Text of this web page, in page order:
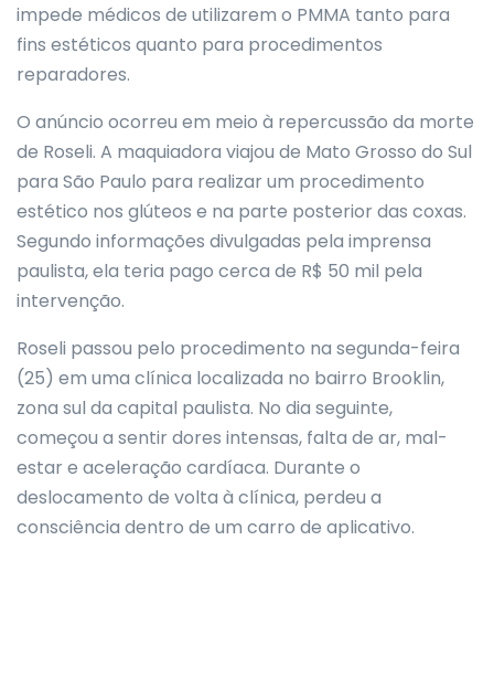
impede médicos de utilizarem o PMMA tanto para
fins estéticos quanto para procedimentos
reparadores.
O anúncio ocorreu em meio à repercussão da morte
de Roseli. A maquiadora viajou de Mato Grosso do Sul
para São Paulo para realizar um procedimento
estético nos glúteos e na parte posterior das coxas.
Segundo informações divulgadas pela imprensa
paulista, ela teria pago cerca de R$ 50 mil pela
intervenção.
Roseli passou pelo procedimento na segunda-feira
(25) em uma clínica localizada no bairro Brooklin,
zona sul da capital paulista. No dia seguinte,
começou a sentir dores intensas, falta de ar, mal-
estar e aceleração cardíaca. Durante o
deslocamento de volta à clínica, perdeu a
consciência dentro de um carro de aplicativo.